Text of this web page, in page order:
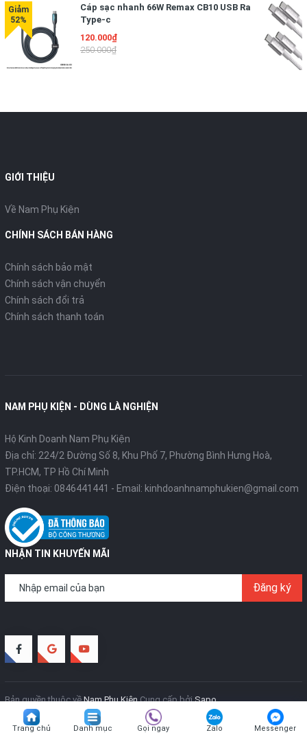
Cáp sạc nhanh 66W Remax CB10 USB Ra
Type-c
120.000₫
250.000₫
GIỚI THIỆU
Về Nam Phụ Kiện
CHÍNH SÁCH BÁN HÀNG
Chính sách bảo mật
Chính sách vận chuyển
Chính sách đổi trả
Chính sách thanh toán
NAM PHỤ KIỆN - DÙNG LÀ NGHIỆN
Hộ Kinh Doanh Nam Phụ Kiện
Địa chỉ: 224/2 Đường Số 8, Khu Phố 7, Phường Bình Hưng Hoà,
TP.HCM, TP Hồ Chí Minh
Điện thoại: 0846441441 - Email: kinhdoanhnamphukien@gmail.com
NHẬN TIN KHUYẾN MÃI
Đăng ký
Bản quyền thuộc vềNam Phụ Kiện Cung cấp bởiSapo
Trang chủ Danh mục Gọi ngay Zalo Messenger